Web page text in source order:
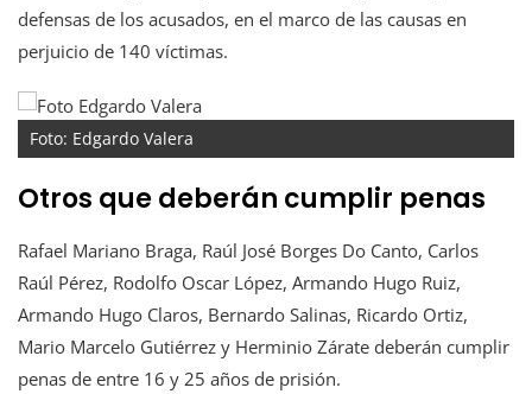
defensas de los acusados, en el marco de las causas en
perjuicio de 140 víctimas.
Foto: Edgardo Valera
Otros que deberán cumplir penas
Rafael Mariano Braga, Raúl José Borges Do Canto, Carlos
Raúl Pérez, Rodolfo Oscar López, Armando Hugo Ruiz,
Armando Hugo Claros, Bernardo Salinas, Ricardo Ortiz,
Mario Marcelo Gutiérrez y Herminio Zárate deberán cumplir
penas de entre 16 y 25 años de prisión.